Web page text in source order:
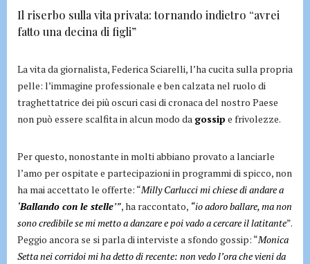
Il riserbo sulla vita privata: tornando indietro “avrei
fatto una decina di figli”
La vita da giornalista, Federica Sciarelli, l’ha cucita sulla propria
pelle: l’immagine professionale e ben calzata nel ruolo di
traghettatrice dei più oscuri casi di cronaca del nostro Paese
non può essere scalfita in alcun modo da gossip e frivolezze.
Per questo, nonostante in molti abbiano provato a lanciarle
l’amo per ospitate e partecipazioni in programmi di spicco, non
ha mai accettato le offerte: “Milly Carlucci mi chiese di andare a
‘Ballando con le stelle’”, ha raccontato, “io adoro ballare, ma non
sono credibile se mi metto a danzare e poi vado a cercare il latitante”.
Peggio ancora se si parla di interviste a sfondo gossip: “Monica
Setta nei corridoi mi ha detto di recente: non vedo l’ora che vieni da